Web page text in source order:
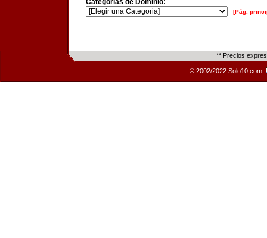
Categorías de Dominio:
[Pág.
** Precios
© 2002/2022 Solo10.com